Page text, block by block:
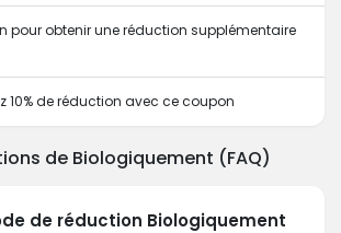
pour obtenir une réduction supplémentaire
10% de réduction avec ce coupon
de Biologiquement (FAQ)
de réduction Biologiquement